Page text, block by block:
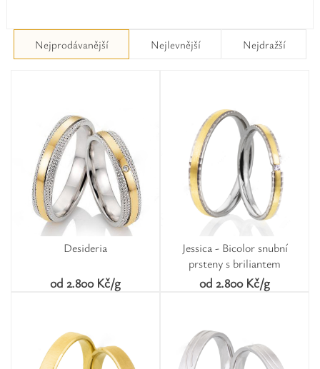
Nejprodávanější Nejlevnější Nejdražší
Desideria
od 2.800 Kč/g
Jessica - Bicolor snubní
prsteny s briliantem
od 2.800 Kč/g